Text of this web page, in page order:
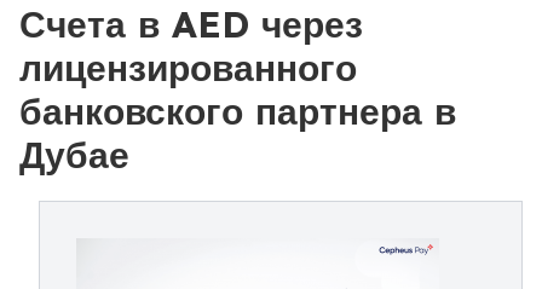
Счета в AED через
лицензированного
банковского партнера в
Дубае